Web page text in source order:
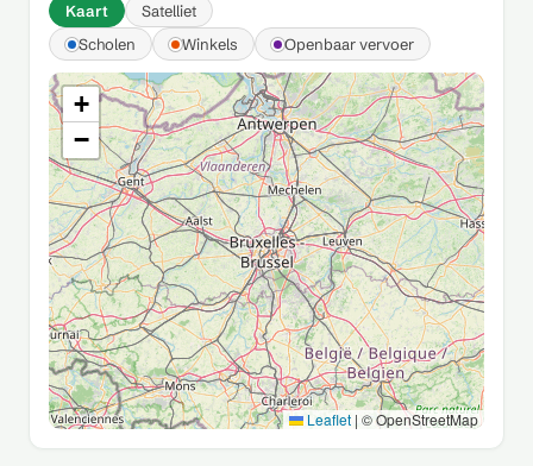
Kaart
Satelliet
Scholen
Winkels Openbaar vervoer
+
−
Leaflet | © OpenStreetMap